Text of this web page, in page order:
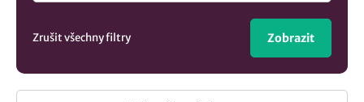
Zrušit všechny filtry Zobrazit